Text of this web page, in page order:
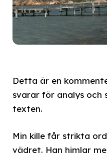
Detta är en
svarar för analys och
texten.
Min kille får strikta
vädret. Han himlar